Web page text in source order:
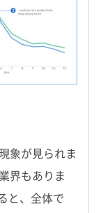
象が見られま
界もありま
と、全体で